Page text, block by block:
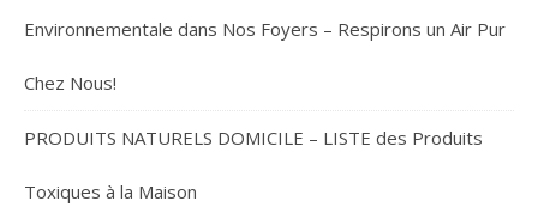
Environnementale dans Nos Foyers – Respirons un Air Pur
Chez Nous!
PRODUITS NATURELS DOMICILE – LISTE des Produits
Toxiques à la Maison